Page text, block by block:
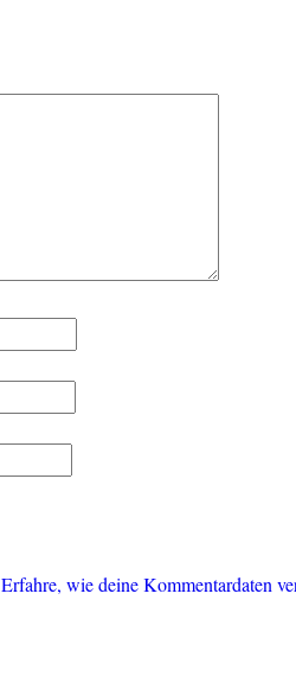
Erfahre, wie deine Kommentardaten